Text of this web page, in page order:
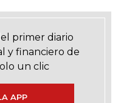
primer diario
y financiero de
un clic
APP